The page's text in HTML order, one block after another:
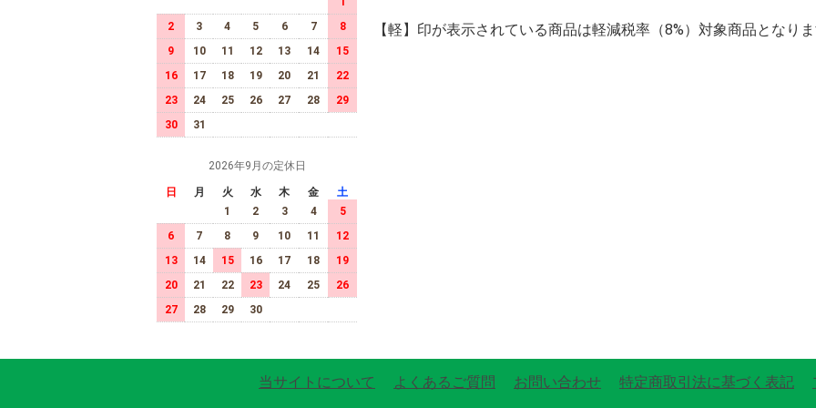
2
3 4 5 6 7
8
9
10 11 12 13 14
15
16
17 18 19 20 21
22
23
24 25 26 27 28
29
30
31
2026年9月の定休日
日 月 火 水 木 金
土
1
2 3 4
5
6
7 8 9 10 11
12
13
14 15 16 17 18
19
20
21 22 23 24 25
26
27
28 29 30
【軽】印が表示されている商品は軽減税率（8%）対象商品となりま
当サイトについて よくあるご質問 お問い合わせ 特定商取引法に基づく表記